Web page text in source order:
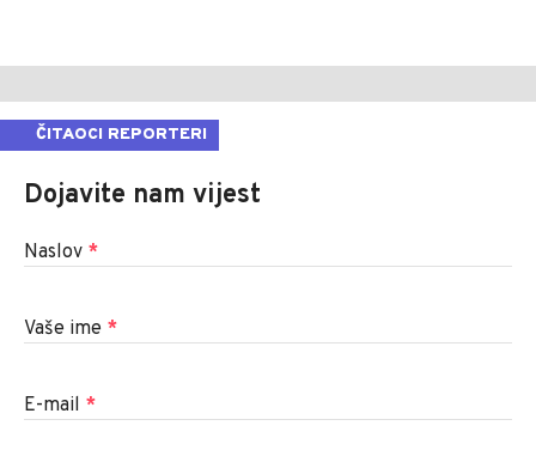
ČITAOCI REPORTERI
Dojavite nam vijest
Naslov *
Vaše ime *
E-mail *